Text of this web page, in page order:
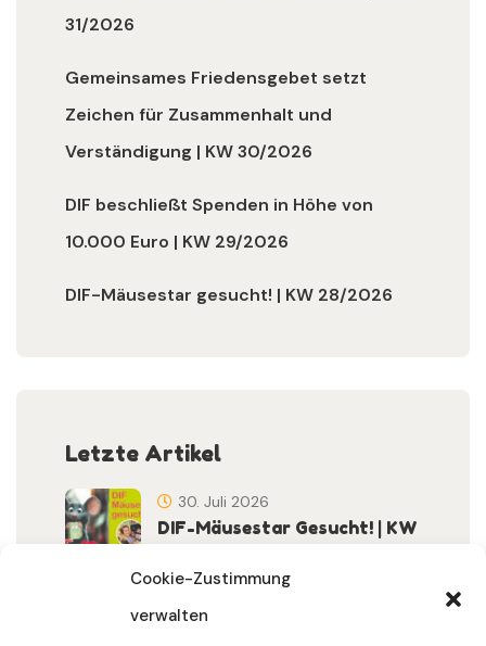
Cookie-Zustimmung
verwalten
31/2026
Gemeinsames Friedensgebet setzt
Zeichen für Zusammenhalt und
Verständigung | KW 30/2026
DIF beschließt Spenden in Höhe von
10.000 Euro | KW 29/2026
DIF-Mäusestar gesucht! | KW 28/2026
Letzte Artikel
DIF-Mäusestar Gesucht! | KW
30. Juli 2026
30. Juli 2026